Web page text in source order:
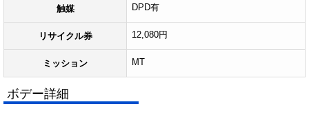
触媒 DPD有
リサイクル券 12,080円
ミッション MT
ボデー詳細